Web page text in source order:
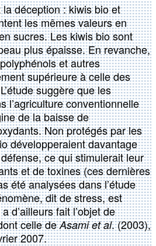
la déception : kiwis bio et
les mêmes valeurs en
sucres. Les kiwis bio sont
plus épaisse. En revanche,
et autres
supérieure à celle des
suggère que les
l’agriculture conventionnelle
de la baisse de
Non protégés par les
développeraient davantage
ce qui stimulerait leur
et de toxines (ces dernières
été analysées dans l’étude
dit de stress, est
d’ailleurs fait l’objet de
celle deAsami et al. (2003),
2007.